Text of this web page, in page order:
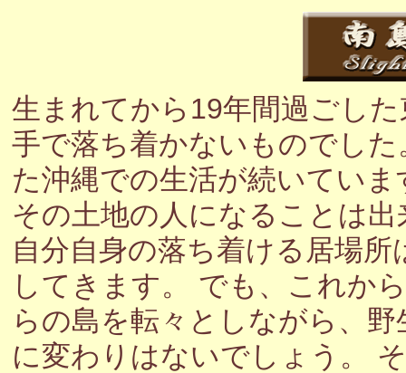
生まれてから19年間過ごし
手で落ち着かないものでし
た沖縄での生活が続いてい
その土地の人になることは
自分自身の落ち着ける居場
してきます。 でも、これか
らの島を転々としながら、
に変わりはないでしょう。